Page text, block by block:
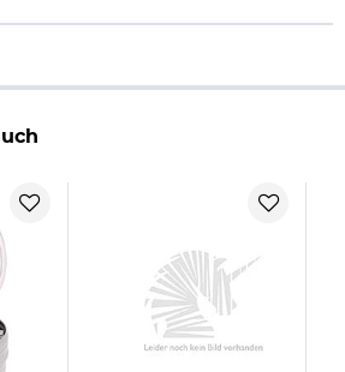
Pressluftpumpe zum Befüllen des
Informationen:
Artikel frei ab 18
nur versendet werden, wenn Sie
für genaue Infos
und CO2-Waffen